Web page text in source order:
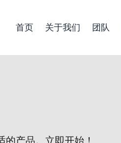
首页 关于我们 团队
产品。立即开始！